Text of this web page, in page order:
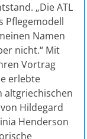
„Die ATL
Pflegemodell
Namen
nicht.“ Mit
Vortrag
erlebte
altgriechischen
Hildegard
Henderson